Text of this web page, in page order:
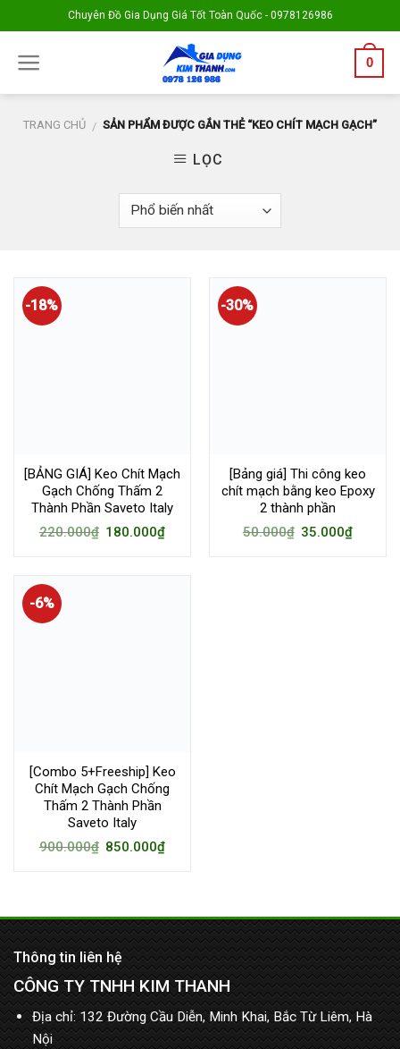
to
content
Chuyên Đồ Gia Dụng Giá Tốt Toàn Quốc - 0978126986
0
TRANG CHỦ / SẢN PHẨM ĐƯỢC GẮN THẺ “KEO CHÍT MẠCH GẠCH”
LỌC
-18%
[BẢNG GIÁ] Keo Chít Mạch
Gạch Chống Thấm 2
Thành Phần Saveto Italy
220.000₫ 180.000₫
-30%
[Bảng giá] Thi công keo
chít mạch bằng keo Epoxy
2 thành phần
50.000₫ 35.000₫
-6%
[Combo 5+Freeship] Keo
Chít Mạch Gạch Chống
Thấm 2 Thành Phần
Saveto Italy
900.000₫ 850.000₫
Thông tin liên hệ
CÔNG TY TNHH KIM THANH
Địa chỉ: 132 Đường Cầu Diễn, Minh Khai, Bắc Từ Liêm, Hà
Nội